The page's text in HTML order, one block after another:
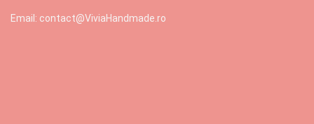
Email: contact@ViviaHandmade.ro